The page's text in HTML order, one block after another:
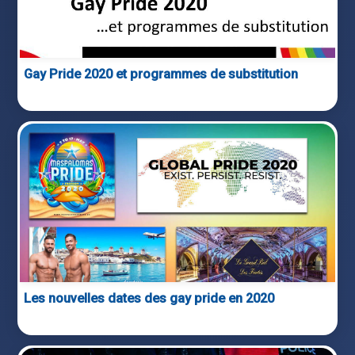
Gay Pride 2020 et programmes de substitution
Les nouvelles dates des gay pride en 2020